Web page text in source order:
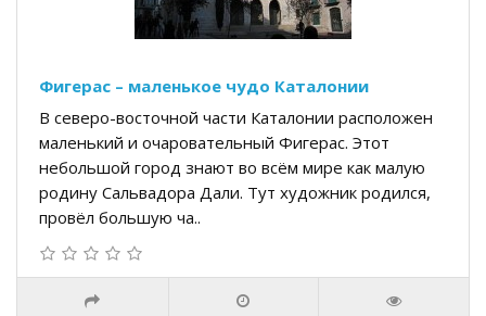
Фигерас – маленькое чудо Каталонии
В северо-восточной части Каталонии расположен
маленький и очаровательный Фигерас. Этот
небольшой город знают во всём мире как малую
родину Сальвадора Дали. Тут художник родился,
провёл большую ча..